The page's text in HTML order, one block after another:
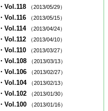
・Vol.118 （2013/05/29）
・Vol.116 （2013/05/15）
・Vol.114 （2013/04/24）
・Vol.112 （2013/04/10）
・Vol.110 （2013/03/27）
・Vol.108 （2013/03/13）
・Vol.106 （2013/02/27）
・Vol.104 （2013/02/13）
・Vol.102 （2013/01/30）
・Vol.100 （2013/01/16）